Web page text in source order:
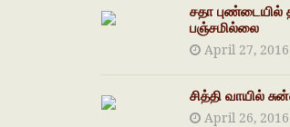
சதா
பஞ்சமில்லை
April 27, 2016
சித்தி வாயில்
April 26, 2016